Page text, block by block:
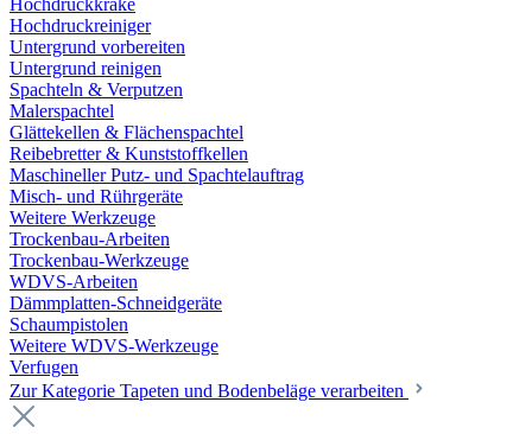
Hochdruckkrake
Hochdruckreiniger
Untergrund vorbereiten
Untergrund reinigen
Spachteln & Verputzen
Malerspachtel
Glättekellen & Flächenspachtel
Reibebretter & Kunststoffkellen
Maschineller Putz- und Spachtelauftrag
Misch- und Rührgeräte
Weitere Werkzeuge
Trockenbau-Arbeiten
Trockenbau-Werkzeuge
WDVS-Arbeiten
Dämmplatten-Schneidgeräte
Schaumpistolen
Weitere WDVS-Werkzeuge
Verfugen
Zur Kategorie Tapeten und Bodenbeläge verarbeiten